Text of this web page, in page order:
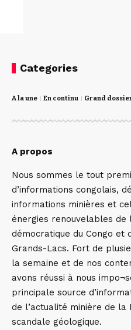
Categories
A la une En continu Grand
A propos
Nous sommes le tout
d’informations congolais,
informations minières et
énergies renouvelables de
démocratique du Congo et
Grands-Lacs. Fort de
la semaine et de nos
avons réussi à nous
principale source
de l’actualité minière de la
scandale géologique.